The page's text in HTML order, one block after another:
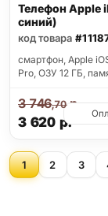
Телефон Apple
синий)
код товара
смартфон, Apple
Pro, ОЗУ 12 ГБ,
3 620 р.
3 746,70р.
1 2 3